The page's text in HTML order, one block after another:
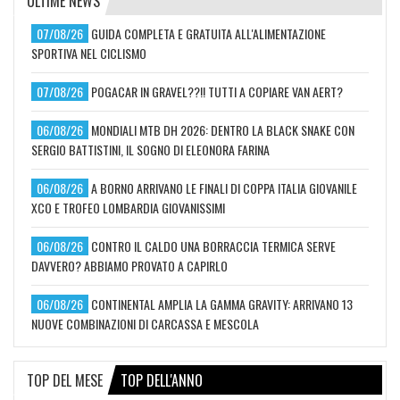
07/08/26 GUIDA COMPLETA E GRATUITA ALL'ALIMENTAZIONE
SPORTIVA NEL CICLISMO
07/08/26 POGACAR IN GRAVEL??!! TUTTI A COPIARE VAN AERT?
06/08/26 MONDIALI MTB DH 2026: DENTRO LA BLACK SNAKE CON
SERGIO BATTISTINI, IL SOGNO DI ELEONORA FARINA
06/08/26 A BORNO ARRIVANO LE FINALI DI COPPA ITALIA GIOVANILE
XCO E TROFEO LOMBARDIA GIOVANISSIMI
06/08/26 CONTRO IL CALDO UNA BORRACCIA TERMICA SERVE
DAVVERO? ABBIAMO PROVATO A CAPIRLO
06/08/26 CONTINENTAL AMPLIA LA GAMMA GRAVITY: ARRIVANO 13
NUOVE COMBINAZIONI DI CARCASSA E MESCOLA
TOP DEL MESE TOP DELL'ANNO